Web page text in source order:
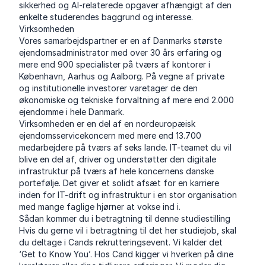
sikkerhed og AI-relaterede opgaver afhængigt af den
enkelte studerendes baggrund og interesse.
Virksomheden
Vores samarbejdspartner er en af Danmarks største
ejendomsadministrator med over 30 års erfaring og
mere end 900 specialister på tværs af kontorer i
København, Aarhus og Aalborg. På vegne af private
og institutionelle investorer varetager de den
økonomiske og tekniske forvaltning af mere end 2.000
ejendomme i hele Danmark.
Virksomheden er en del af en nordeuropæisk
ejendomsservicekoncern med mere end 13.700
medarbejdere på tværs af seks lande. IT-teamet du vil
blive en del af, driver og understøtter den digitale
infrastruktur på tværs af hele koncernens danske
portefølje. Det giver et solidt afsæt for en karriere
inden for IT-drift og infrastruktur i en stor organisation
med mange faglige hjørner at vokse ind i.
Sådan kommer du i betragtning til denne studiestilling
Hvis du gerne vil i betragtning til det her studiejob, skal
du deltage i Cands rekrutteringsevent. Vi kalder det
‘Get to Know You’. Hos Cand kigger vi hverken på dine